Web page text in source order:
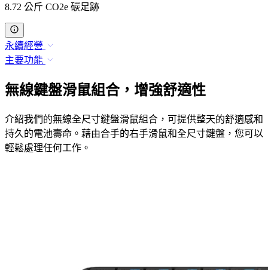
8.72 公斤 CO2e 碳足跡
永續經營
主要功能
無線鍵盤滑鼠組合，增強舒適性
介紹我們的無線全尺寸鍵盤滑鼠組合，可提供整天的舒適感和
持久的電池壽命。藉由合手的右手滑鼠和全尺寸鍵盤，您可以
輕鬆處理任何工作。